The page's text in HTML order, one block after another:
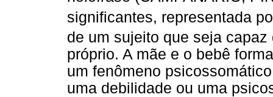
significantes, representada
de um sujeito que seja
próprio. A mãe e o bebê
um fenômeno
uma debilidade ou uma